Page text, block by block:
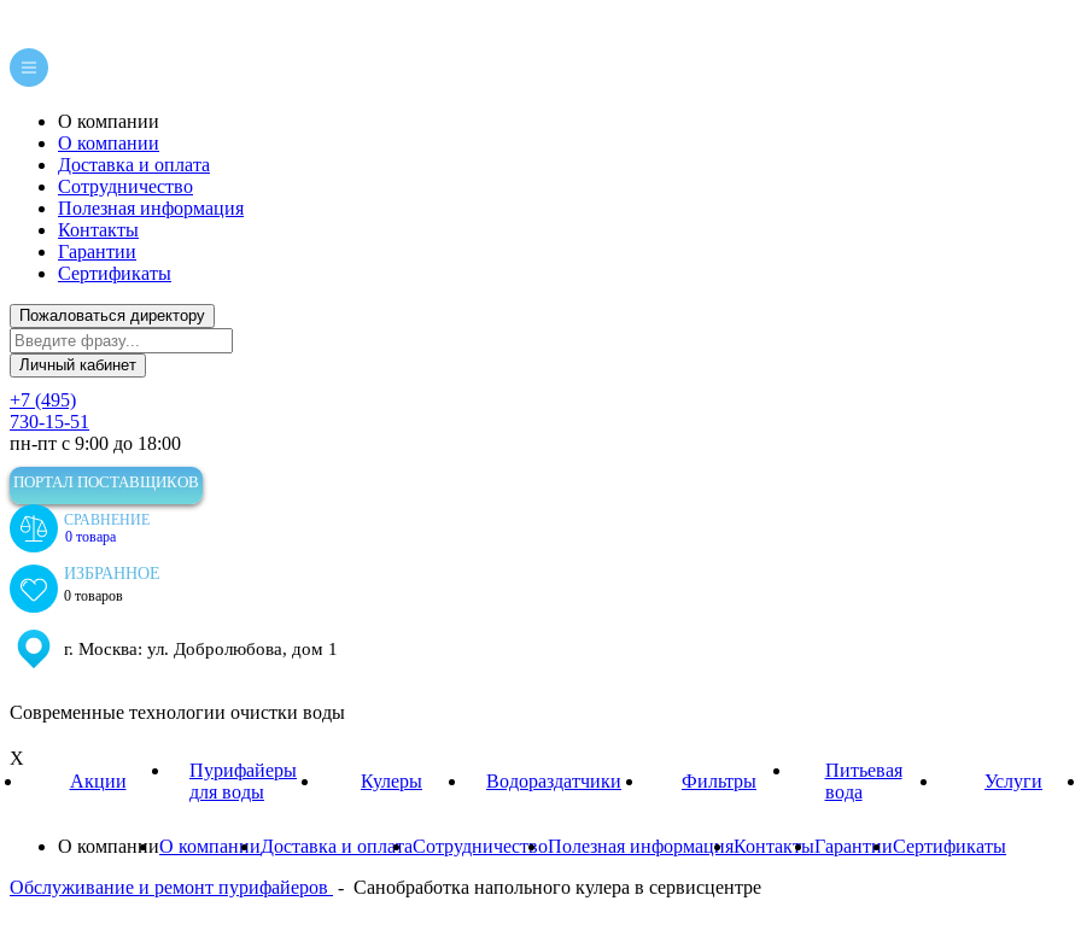
О компании
О компании
Доставка и оплата
Сотрудничество
Полезная информация
Контакты
Гарантии
Сертификаты
Пожаловаться директору
Личный кабинет
+7 (495)
730-15-51
пн-пт с 9:00 до 18:00
ПОРТАЛ ПОСТАВЩИКОВ
СРАВНЕНИЕ
0 товара
ИЗБРАННОЕ
0 товаров
г. Москва: ул. Добролюбова, дом 1
Современные технологии очистки воды
X
Акции
Пурифайеры
для воды
Кулеры Водораздатчики Фильтры
Питьевая
вода
Услуги
О компанииО компанииДоставка и оплатаСотрудничествоПолезная информацияКонтактыГарантииСертификаты
Обслуживание и ремонт пурифайеров - Санобработка напольного кулера в сервисцентре